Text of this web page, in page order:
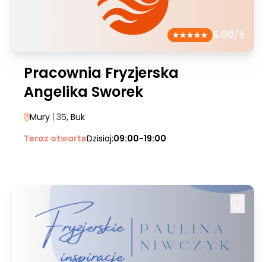
5.00/5
Pracownia Fryzjerska
Angelika Sworek
Mury | 35, Buk
Teraz otwarteDzisiaj:09:00-19:00